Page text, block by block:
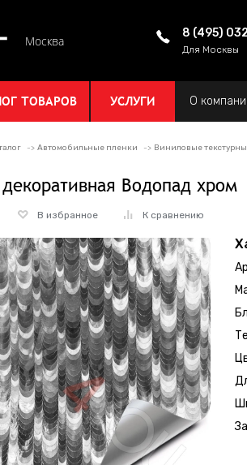
Москва
8 (495)
Для Москвы
ТОВАРОВ УСЛУГИ О
Автомобильные пленки Виниловые
Водопад хром
В избранное К сравнению